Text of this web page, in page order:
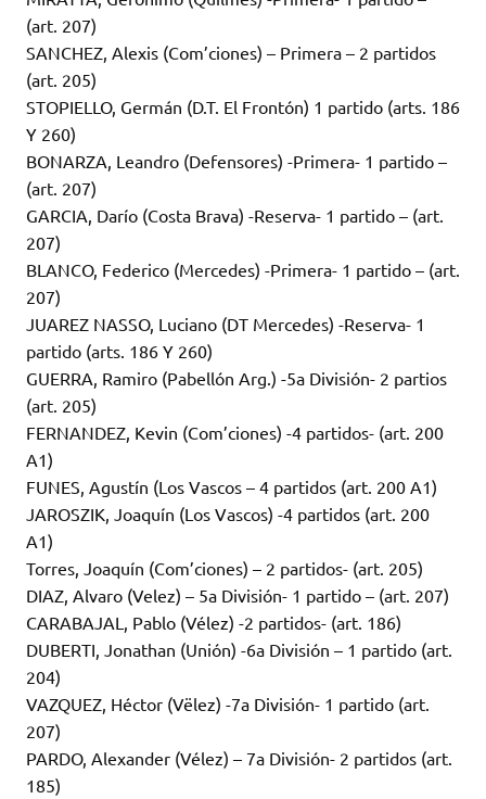
(art. 207)
SANCHEZ, Alexis (Com’ciones) – Primera – 2 partidos
(art. 205)
STOPIELLO, Germán (D.T. El Frontón) 1 partido (arts. 186
Y 260)
BONARZA, Leandro (Defensores) -Primera- 1 partido –
(art. 207)
GARCIA, Darío (Costa Brava) -Reserva- 1 partido – (art.
207)
BLANCO, Federico (Mercedes) -Primera- 1 partido – (art.
207)
JUAREZ NASSO, Luciano (DT Mercedes) -Reserva- 1
partido (arts. 186 Y 260)
GUERRA, Ramiro (Pabellón Arg.) -5a División- 2 partios
(art. 205)
FERNANDEZ, Kevin (Com’ciones) -4 partidos- (art. 200
A1)
FUNES, Agustín (Los Vascos – 4 partidos (art. 200 A1)
JAROSZIK, Joaquín (Los Vascos) -4 partidos (art. 200
A1)
Torres, Joaquín (Com’ciones) – 2 partidos- (art. 205)
DIAZ, Alvaro (Velez) – 5a División- 1 partido – (art. 207)
CARABAJAL, Pablo (Vélez) -2 partidos- (art. 186)
DUBERTI, Jonathan (Unión) -6a División – 1 partido (art.
204)
VAZQUEZ, Héctor (Vëlez) -7a División- 1 partido (art.
207)
PARDO, Alexander (Vélez) – 7a División- 2 partidos (art.
185)